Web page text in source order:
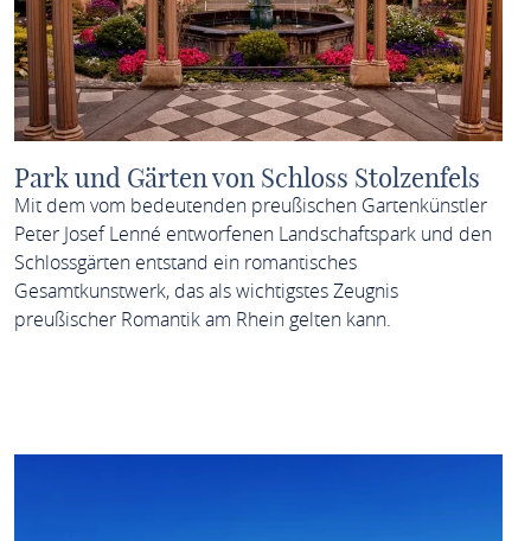
Park und Gärten von Schloss Stolzenfels
Mit dem vom bedeutenden preußischen Gartenkünstler
Peter Josef Lenné entworfenen Landschaftspark und den
Schlossgärten entstand ein romantisches
Gesamtkunstwerk, das als wichtigstes Zeugnis
preußischer Romantik am Rhein gelten kann.